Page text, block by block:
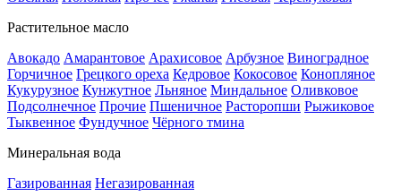
Растительное масло
Авокадо Амарантовое Арахисовое Арбузное Виноградное
Горчичное Грецкого ореха Кедровое Кокосовое Конопляное
Кукурузное Кунжутное Льняное Миндальное Оливковое
Подсолнечное Прочие Пшеничное Расторопши Рыжиковое
Тыквенное Фундучное Чёрного тмина
Минеральная вода
Газированная Негазированная